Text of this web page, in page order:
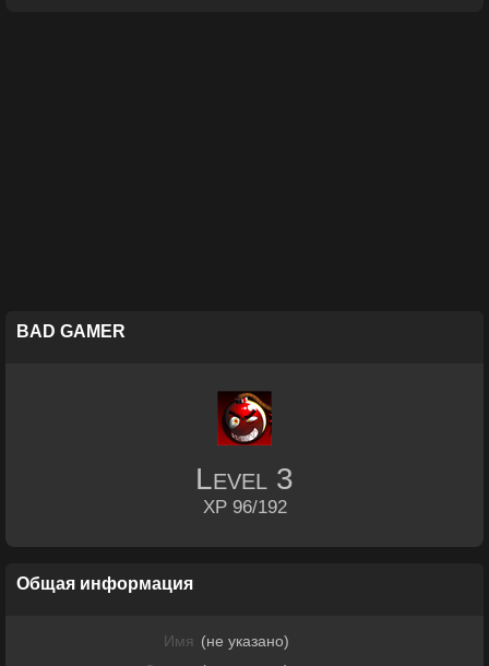
BAD GAMER
Level 3
XP 96/192
Общая информация
Имя (не указано)